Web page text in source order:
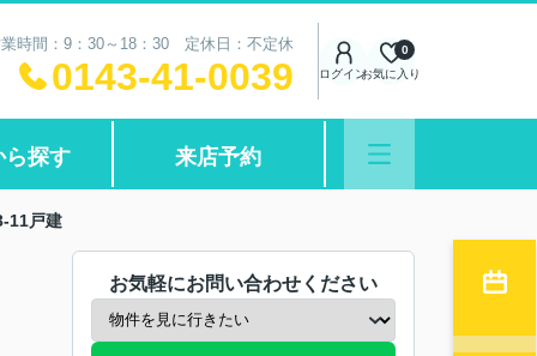
時間：9：30～18：30 定休日：不定休
0143-41-0039 ログインお気に入り
0
ら探す 来店予約
11戸建
お気軽にお問い合わせください